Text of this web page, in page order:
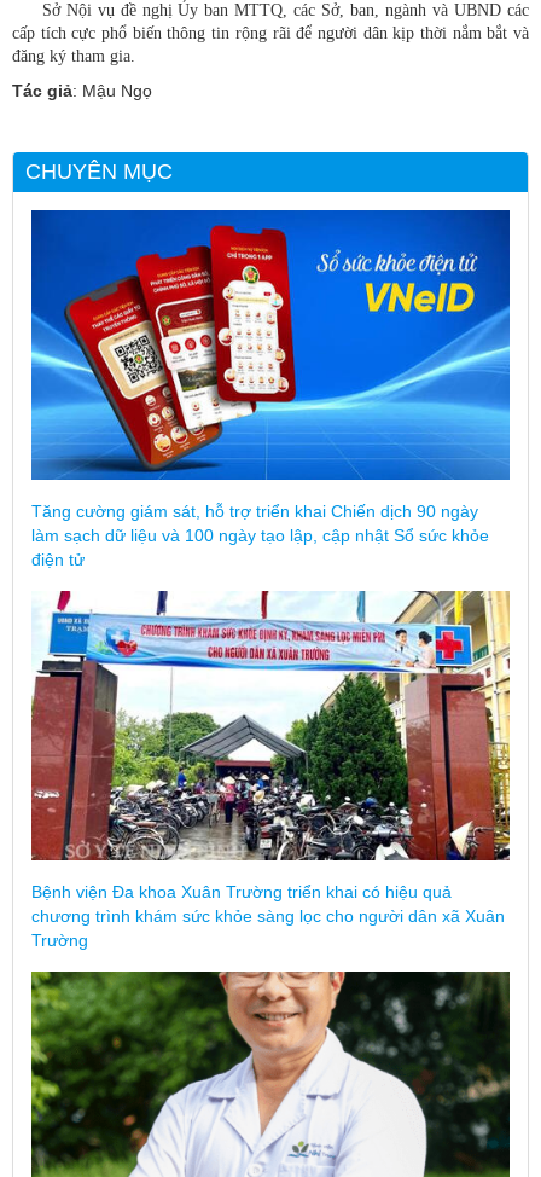
Sở Nội vụ đề nghị Ủy ban MTTQ, các Sở, ban, ngành và UBND các
cấp tích cực phổ biến thông tin rộng rãi để người dân kịp thời nắm bắt và
đăng ký tham gia.
Tác giả: Mậu Ngọ
CHUYÊN MỤC
Tăng cường giám sát, hỗ trợ triển khai Chiến dịch 90 ngày
làm sạch dữ liệu và 100 ngày tạo lập, cập nhật Sổ sức khỏe
điện tử
Bệnh viện Đa khoa Xuân Trường triển khai có hiệu quả
chương trình khám sức khỏe sàng lọc cho người dân xã Xuân
Trường